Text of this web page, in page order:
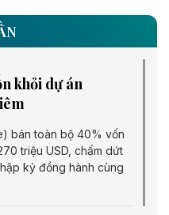
khỏi dự án
bán toàn bộ 40% vốn
triệu USD, chấm dứt
kỷ đồng hành cùng